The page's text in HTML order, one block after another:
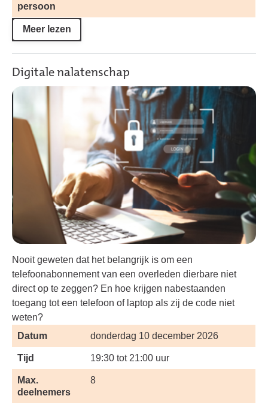
persoon
Meer lezen
Digitale nalatenschap
Nooit geweten dat het belangrijk is om een
telefoonabonnement van een overleden dierbare niet
direct op te zeggen? En hoe krijgen nabestaanden
toegang tot een telefoon of laptop als zij de code niet
weten?
Datum
donderdag 10 december 2026
Tijd 19:30 tot 21:00 uur
Max.
deelnemers
8